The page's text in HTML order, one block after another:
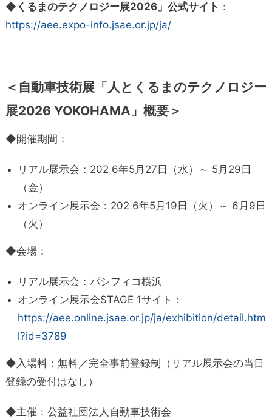
◆くるまのテクノロジー展2026」公式サイト ：
https://aee.expo-info.jsae.or.jp/ja/
＜自動車技術展「人とくるまのテクノロジー
展2026 YOKOHAMA」概要＞
◆開催期間：
リアル展示会：202 6年5月27日（水）～ 5月29日
（金）
オンライン展示会：202 6年5月19日（火）～ 6月9日
（火）
◆会場：
リアル展示会：パシフィコ横浜
オンライン展示会STAGE 1サイト：
https://aee.online.jsae.or.jp/ja/exhibition/detail.htm
l?id=3789
◆入場料：無料／完全事前登録制（リアル展示会の当日
登録の受付はなし）
◆主催：公益社団法人自動車技術会